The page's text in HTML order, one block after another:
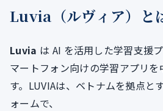
Luvia（ルヴィア）と
Luvia は AI を活用した学習支援
マートフォン向けの学習アプリを
す。LUVIAは、ベトナムを拠点と
ォームで、